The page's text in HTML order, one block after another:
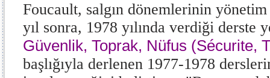
Foucault, salgın dönemlerinin
yıl sonra, 1978 yılında verdiği derste
Güvenlik, Toprak, Nüfus (Sécurite,
başlığıyla derlenen 1977-1978